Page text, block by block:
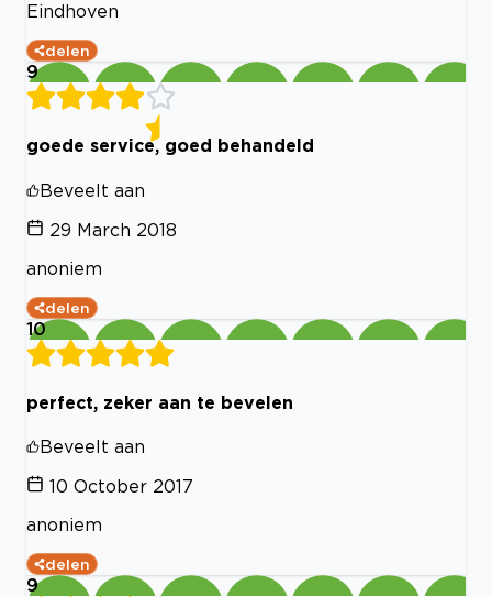
Eindhoven
delen
9
goede service, goed behandeld
Beveelt aan
29 March 2018
anoniem
delen
10
perfect, zeker aan te bevelen
Beveelt aan
10 October 2017
anoniem
delen
9